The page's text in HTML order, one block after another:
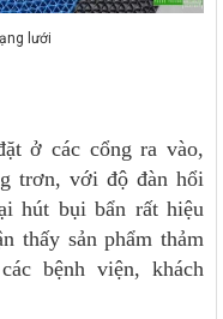
lưới
ở các cổng ra vào,
trơn, với độ đàn hổi
hút bụi bẩn rất hiệu
thấy sản phẩm thảm
bệnh viện, khách